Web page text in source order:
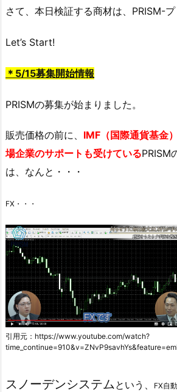
さて、本日検証する商材は、PRISM-プ
Let’s Start!
＊5/15募集開始情報
PRISMの募集が始まりました。
販売価格の前に、 IMF（国際通貨基金
場企業のサポートも受けているPRISM
は、なんと・・・
FX・・・
引用元：https://www.youtube.com/watch?
スノーデンシステム という、 FX自